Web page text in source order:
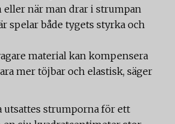
eller när man drar i strumpan
spelar både tygets styrka och
material kan kompensera
mer töjbar och elastisk, säger
utsattes strumporna för ett